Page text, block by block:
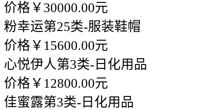
价格￥30000.00元
粉幸运第25类-服装鞋帽
价格￥15600.00元
心悦伊人第3类-日化用品
价格￥12800.00元
佳蜜露第3类-日化用品